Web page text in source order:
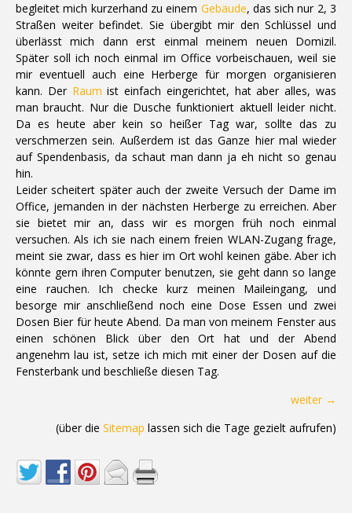
begleitet mich kurzerhand zu einem Gebäude, das sich nur 2, 3
Straßen weiter befindet. Sie übergibt mir den Schlüssel und
überlässt mich dann erst einmal meinem neuen Domizil.
Später soll ich noch einmal im Office vorbeischauen, weil sie
mir eventuell auch eine Herberge für morgen organisieren
kann. Der Raum ist einfach eingerichtet, hat aber alles, was
man braucht. Nur die Dusche funktioniert aktuell leider nicht.
Da es heute aber kein so heißer Tag war, sollte das zu
verschmerzen sein. Außerdem ist das Ganze hier mal wieder
auf Spendenbasis, da schaut man dann ja eh nicht so genau
hin.
Leider scheitert später auch der zweite Versuch der Dame im
Office, jemanden in der nächsten Herberge zu erreichen. Aber
sie bietet mir an, dass wir es morgen früh noch einmal
versuchen. Als ich sie nach einem freien WLAN-Zugang frage,
meint sie zwar, dass es hier im Ort wohl keinen gäbe. Aber ich
könnte gern ihren Computer benutzen, sie geht dann so lange
eine rauchen. Ich checke kurz meinen Maileingang, und
besorge mir anschließend noch eine Dose Essen und zwei
Dosen Bier für heute Abend. Da man von meinem Fenster aus
einen schönen Blick über den Ort hat und der Abend
angenehm lau ist, setze ich mich mit einer der Dosen auf die
Fensterbank und beschließe diesen Tag.
weiter →
(über die Sitemap lassen sich die Tage gezielt aufrufen)